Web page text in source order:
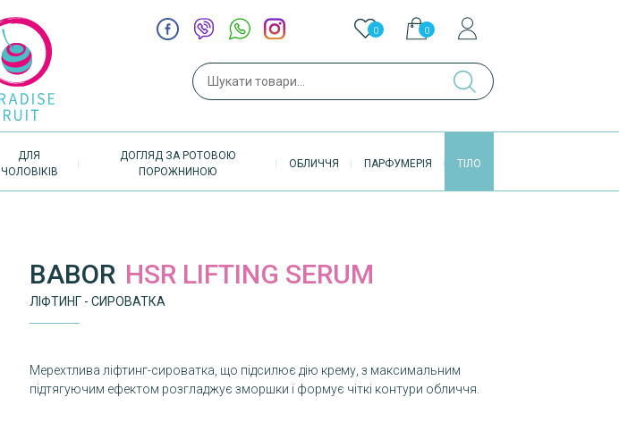
0 0
Пошук
ДЛЯ
ЧОЛОВІКІВ
ДОГЛЯД ЗА РОТОВОЮ
ПОРОЖНИНОЮ
ОБЛИЧЧЯ ПАРФУМЕРІЯ ТІЛО
BABOR HSR LIFTING SERUM
ЛІФТИНГ - СИРОВАТКА
Мерехтлива ліфтинг-сироватка, що підсилює дію крему, з максимальним
підтягуючим ефектом розгладжує зморшки і формує чіткі контури обличчя.